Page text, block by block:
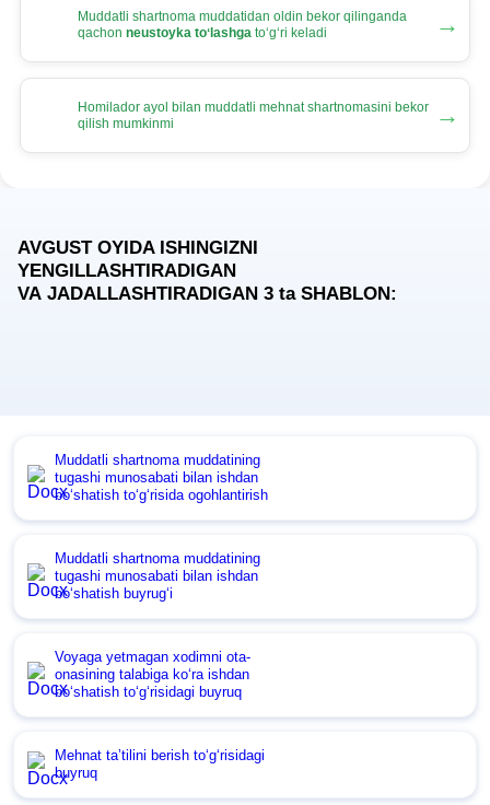
Muddatli shartnoma muddatidan oldin bekor qilinganda
qachon neustoyka toʻlashga toʻgʻri keladi →
Homilador ayol bilan muddatli mehnat shartnomasini bekor
qilish mumkinmi
→
AVGUST OYIDA ISHINGIZNI
YENGILLASHTIRADIGAN
VA JADALLASHTIRADIGAN 3 taSHABLON:
Muddatli shartnoma muddatining
tugashi munosabati bilan ishdan
boʻshatish toʻgʻrisida ogohlantirish
Muddatli shartnoma muddatining
tugashi munosabati bilan ishdan
boʻshatish buyrugʻi
Voyaga yetmagan хodimni ota-
onasining talabiga koʻra ishdan
boʻshatish toʻgʻrisidagi buyruq
Mehnat ta’tilini berish toʻgʻrisidagi
buyruq